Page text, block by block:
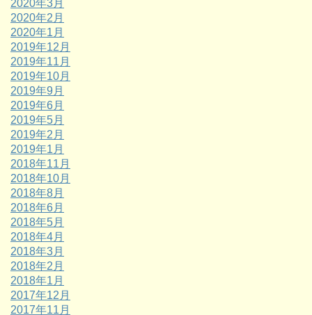
2020年3月
2020年2月
2020年1月
2019年12月
2019年11月
2019年10月
2019年9月
2019年6月
2019年5月
2019年2月
2019年1月
2018年11月
2018年10月
2018年8月
2018年6月
2018年5月
2018年4月
2018年3月
2018年2月
2018年1月
2017年12月
2017年11月